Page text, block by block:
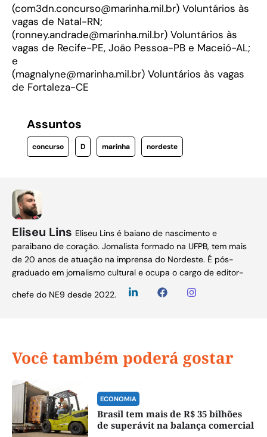
(com3dn.concurso@marinha.mil.br) Voluntários às
vagas de Natal-RN;
(ronney.andrade@marinha.mil.br) Voluntários às
vagas de Recife-PE, João Pessoa-PB e Maceió-AL;
e
(magnalyne@marinha.mil.br) Voluntários às vagas
de Fortaleza-CE
Assuntos
concurso D marinha nordeste
Eliseu Lins Eliseu Lins é baiano de nascimento e
paraibano de coração. Jornalista formado na UFPB, tem mais
de 20 anos de atuação na imprensa do Nordeste. É pós-
graduado em jornalismo cultural e ocupa o cargo de editor-
chefe do NE9 desde 2022.
Você também poderá gostar
ECONOMIA
Brasil tem mais de R$ 35 bilhões
de superávit na balança comercial